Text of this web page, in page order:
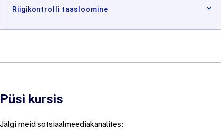
Riigikontrolli taasloomine
Püsi kursis
Jälgi meid sotsiaalmeediakanalites: